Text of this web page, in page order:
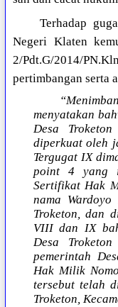
Terhadap
Negeri Klaten
2/Pdt.G/2014/
pertimbangan serta
menyatakan
Desa
diperkuat oleh
Tergugat IX
point 4 yang
Sertifikat Hak
nama
Troketon, dan
VIII dan IX
Desa
pemerintah
Hak Milik
tersebut telah
Troketon,